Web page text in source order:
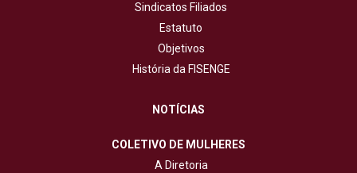
Sindicatos Filiados
Estatuto
Objetivos
História da FISENGE
NOTÍCIAS
COLETIVO DE MULHERES
A Diretoria